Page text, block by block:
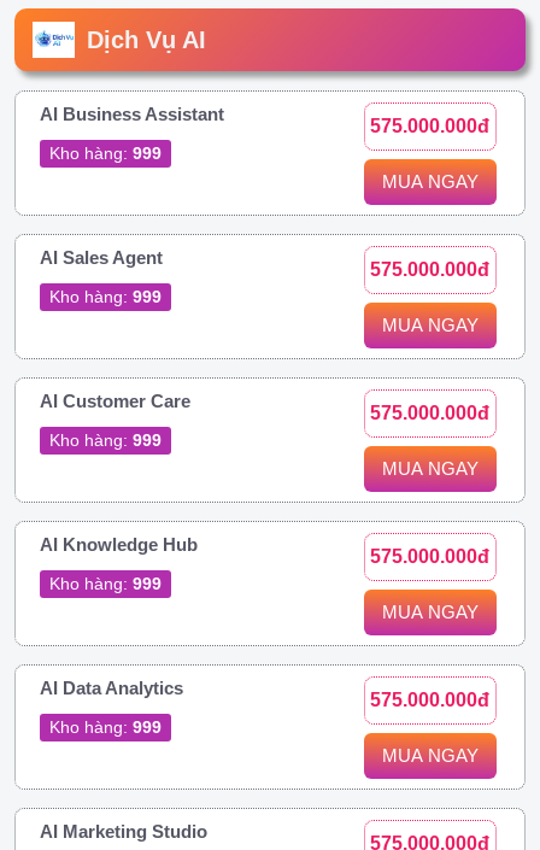
Dịch Vụ AI
AI Business Assistant
Kho hàng: 999
575.000.000đ
MUA NGAY
AI Sales Agent
Kho hàng: 999
575.000.000đ
MUA NGAY
AI Customer Care
Kho hàng: 999
575.000.000đ
MUA NGAY
AI Knowledge Hub
Kho hàng: 999
575.000.000đ
MUA NGAY
AI Data Analytics
Kho hàng: 999
575.000.000đ
MUA NGAY
AI Marketing Studio
575.000.000đ